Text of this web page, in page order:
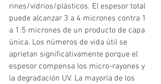
rines/vidrios/plásticos. El espesor total
puede alcanzar 3 a 4 micrones contra 1
a 1.5 micrones de un producto de capa
única. Los números de vida útil se
aprietan significativamente porque el
espesor compensa los micro-rayones y
la degradación UV. La mayoría de los